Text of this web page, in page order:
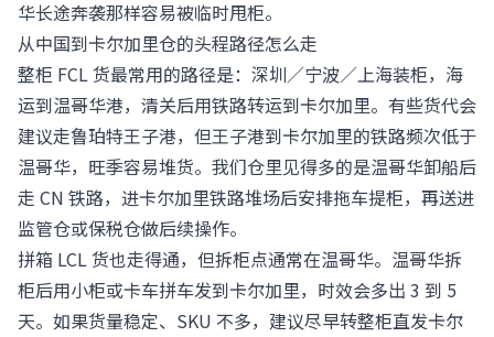
华长途奔袭那样容易被临时甩柜。
从中国到卡尔加里仓的头程路径怎么走
整柜 FCL 货最常用的路径是：深圳／宁波／上海装柜，海
运到温哥华港，清关后用铁路转运到卡尔加里。有些货代会
建议走鲁珀特王子港，但王子港到卡尔加里的铁路频次低于
温哥华，旺季容易堆货。我们仓里见得多的是温哥华卸船后
走 CN 铁路，进卡尔加里铁路堆场后安排拖车提柜，再送进
监管仓或保税仓做后续操作。
拼箱 LCL 货也走得通，但拆柜点通常在温哥华。温哥华拆
柜后用小柜或卡车拼车发到卡尔加里，时效会多出 3 到 5
天。如果货量稳定、SKU 不多，建议尽早转整柜直发卡尔